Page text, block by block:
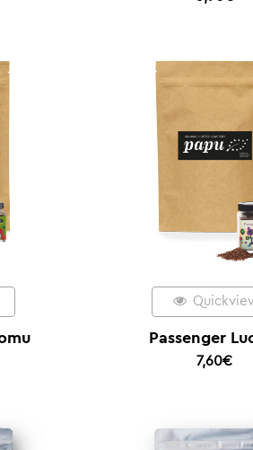
Passenger
7,60€